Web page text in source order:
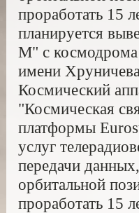
проработать 15
планируется
М" с космодрома
имени
Космический
"Космическая
платформы
услуг
передачи
орбитальной
проработать 15